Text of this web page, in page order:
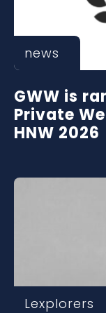
news
GWW is
Private
HNW 2026
Lexplorers